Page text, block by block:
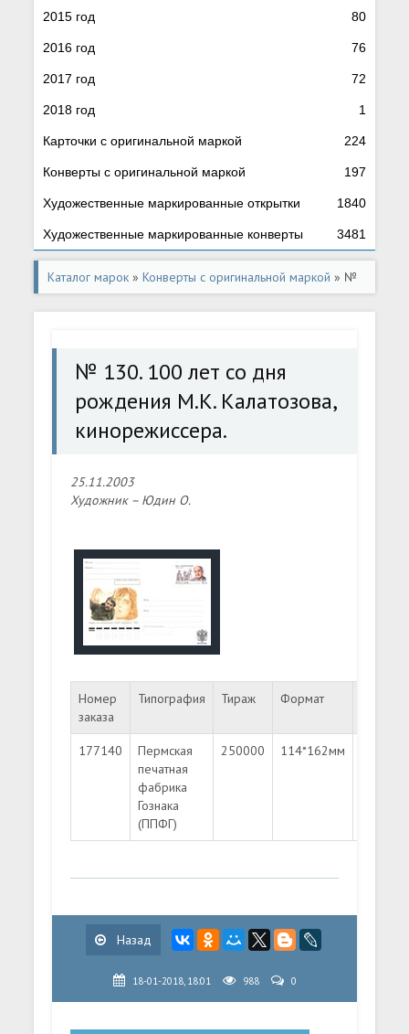
2015 год 80
2016 год 76
2017 год 72
2018 год 1
Карточки с оригинальной маркой 224
Конверты с оригинальной маркой 197
Художественные маркированные открытки 1840
Художественные маркированные конверты 3481
Каталог марок »Конверты с оригинальной маркой » №
130. 100 лет со дня рождения М.К. Калатозова,
№ 130. 100 лет со дня
рождения М.К. Калатозова,
кинорежиссера.
25.11.2003
Художник – Юдин О.
Номер
заказа
Типография Тираж Формат
177140
Пермская
печатная
фабрика
Гознака
(ППФГ)
250000 114*162мм
Назад
18-01-2018, 18:01 988 0